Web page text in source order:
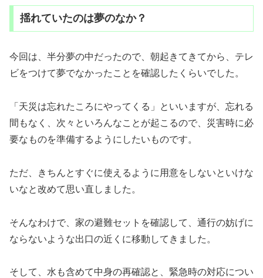
揺れていたのは夢のなか？
今回は、半分夢の中だったので、朝起きてきてから、テレ
ビをつけて夢でなかったことを確認したくらいでした。
「天災は忘れたころにやってくる」といいますが、忘れる
間もなく、次々といろんなことが起こるので、災害時に必
要なものを準備するようにしたいものです。
ただ、きちんとすぐに使えるように用意をしないといけな
いなと改めて思い直しました。
そんなわけで、家の避難セットを確認して、通行の妨げに
ならないような出口の近くに移動してきました。
そして、水も含めて中身の再確認と、緊急時の対応につい